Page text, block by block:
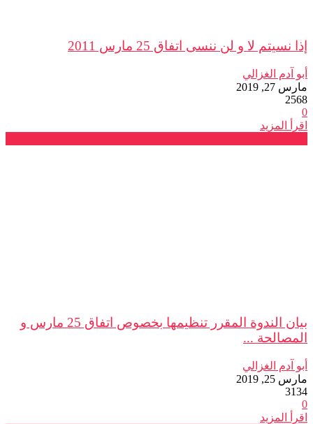
إذا نسيتم لا و لن ننسى اتفاق 25 مارس 2011
أبو آدم الغزالي
مارس 27, 2019
2568
0
اقرأ المزيد
بيان الندوة المقرر تنظيمها بخصوص اتفاق 25 مارس و
المصالحة ...
أبو آدم الغزالي
مارس 25, 2019
3134
0
اقرأ المزيد